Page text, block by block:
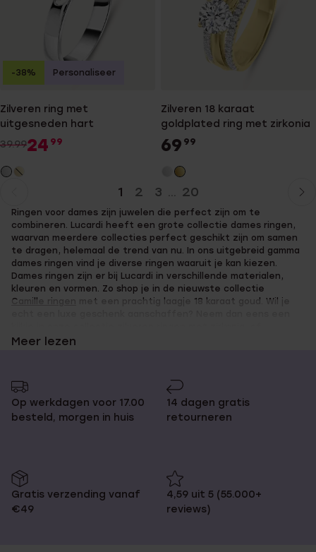
Zilveren ring met
uitgesneden hart
39.9924 99
-38% Personaliseer
Zilveren 18 karaat
goldplated ring met zirkonia
69 99
pagina
1 2 3 20
naar
pagina
Ringen voor dames zijn juwelen die perfect zijn om te
combineren. Lucardi heeft een grote collectie dames ringen,
waarvan meerdere collecties perfect geschikt zijn om samen
te dragen, helemaal de trend van nu. In ons uitgebreid gamma
dames ringen vind je diverse ringen waaruit je kan kiezen.
Dames ringen zijn er bij Lucardi in verschillende materialen,
kleuren en vormen. Zo shop je in de nieuwste collectie
Camille ringen
met een prachtig laagje 18 karaat goud. Wil je
misschien wel een verlovingsring met diamant.
Wat is mijn ringmaat?
praktische tips&tricks op een rijtje gezet om hier achter te
komen. Je leest het op
deze pagina. Koop je een ring voor je
lief, mama of vriend(in)? Lees dan evendeze blog, om te zien
hoe je de ringmaat van iemand anders kan achterhalen zonder
Meer lezen
Op werkdagen voor 17.00
besteld, morgen in huis
14 dagen gratis
retourneren
Gratis verzending vanaf
€49
4,59 uit 5 (55.000+
reviews)